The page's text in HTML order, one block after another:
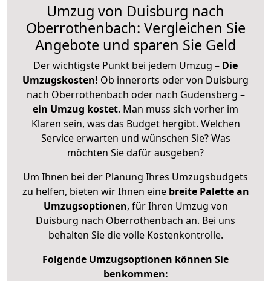
Umzug von Duisburg nach
Oberrothenbach: Vergleichen Sie
Angebote und sparen Sie Geld
Der wichtigste Punkt bei jedem Umzug – Die
Umzugskosten! Ob innerorts oder von Duisburg
nach Oberrothenbach oder nach Gudensberg –
ein Umzug kostet. Man muss sich vorher im
Klaren sein, was das Budget hergibt. Welchen
Service erwarten und wünschen Sie? Was
möchten Sie dafür ausgeben?
Um Ihnen bei der Planung Ihres Umzugsbudgets
zu helfen, bieten wir Ihnen eine breite Palette an
Umzugsoptionen, für Ihren Umzug von
Duisburg nach Oberrothenbach an. Bei uns
behalten Sie die volle Kostenkontrolle.
Folgende Umzugsoptionen können Sie
benkommen: